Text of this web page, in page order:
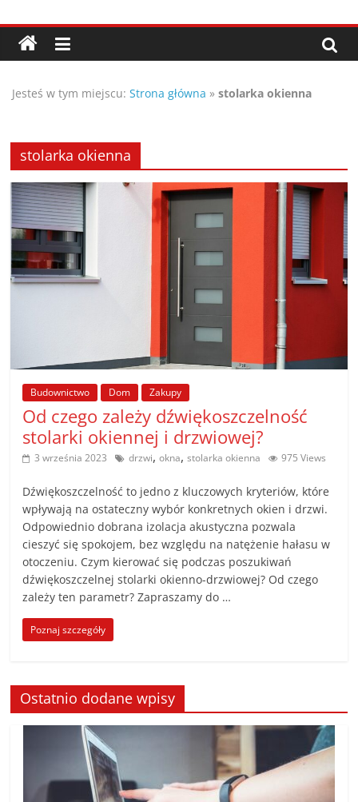
do
treści
Porady,
wskazówki
oraz
ciekawe
rady
–
poznaj
poradniki.
Porady
praktyczne
wskazówki
poradniki
na
każdy
temat
Jesteś w tym miejscu: Strona główna »stolarka okienna
stolarka okienna
Budownictwo Dom Zakupy
Od czego zależy dźwiękoszczelność
stolarki okiennej i drzwiowej?
3 września 2023 drzwi,okna,stolarka okienna 975 Views
Dźwiękoszczelność to jedno z kluczowych kryteriów, które
wpływają na ostateczny wybór konkretnych okien i drzwi.
Odpowiednio dobrana izolacja akustyczna pozwala
cieszyć się spokojem, bez względu na natężenie hałasu w
otoczeniu. Czym kierować się podczas poszukiwań
dźwiękoszczelnej stolarki okienno-drzwiowej? Od czego
zależy ten parametr? Zapraszamy do …
Poznaj szczegóły
Ostatnio dodane wpisy